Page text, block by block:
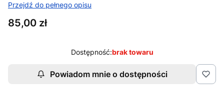
Przejdź do pełnego opisu
Cena
85,00 zł
Dostępność:brak towaru
Powiadom mnie o dostępności